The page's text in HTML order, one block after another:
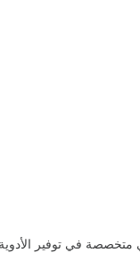
في توفير